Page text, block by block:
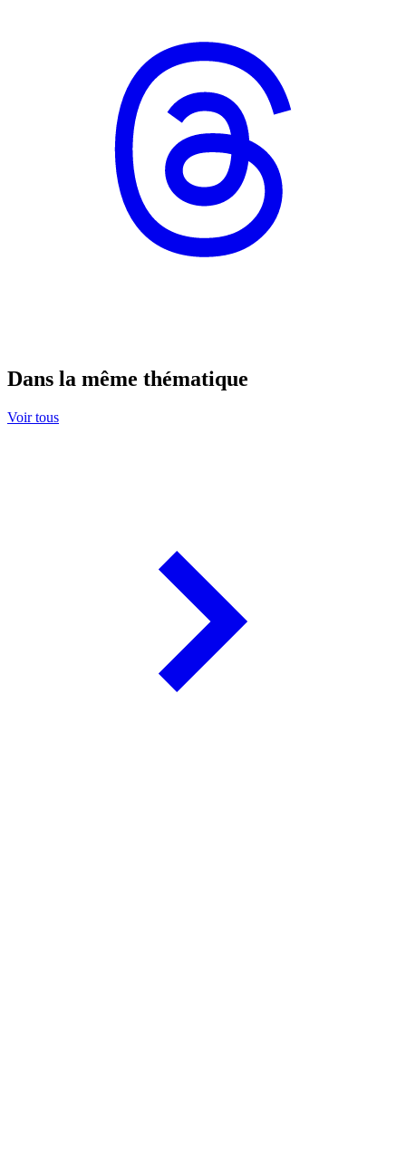
Dans la même thématique
Voir tous